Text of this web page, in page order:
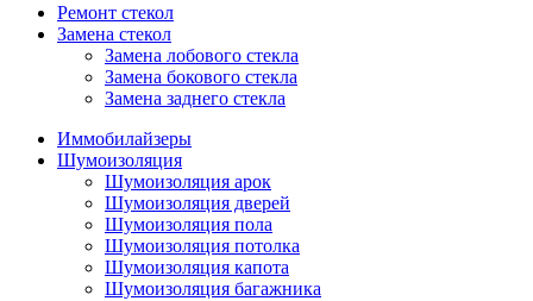
Ремонт стекол
Замена стекол
Замена лобового стекла
Замена бокового стекла
Замена заднего стекла
Иммобилайзеры
Шумоизоляция
Шумоизоляция арок
Шумоизоляция дверей
Шумоизоляция пола
Шумоизоляция потолка
Шумоизоляция капота
Шумоизоляция багажника